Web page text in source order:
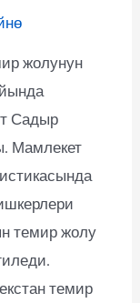
жолунун
Садыр
Мамлекет
темир жолу
темир